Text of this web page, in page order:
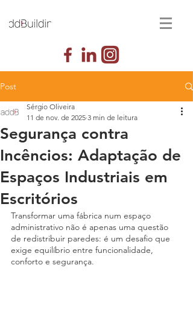
Post
Segurança contra
Incêncios: Adaptação de
Espaços Industriais em
Escritórios
Sérgio Oliveira
11 de nov. de 2025 3 min de leitura
Transformar uma fábrica num espaço
administrativo não é apenas uma questão
de redistribuir paredes: é um desafio que
exige equilíbrio entre funcionalidade,
conforto e segurança.